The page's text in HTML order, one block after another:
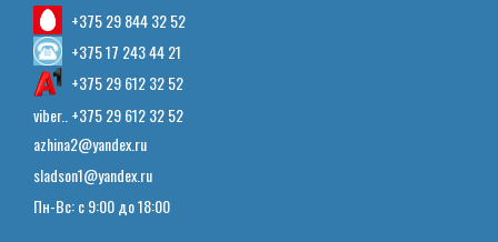
+375 29 844 32 52
+375 17 243 44 21
+375 29 612 32 52
viber.. +375 29 612 32 52
azhina2@yandex.ru
sladson1@yandex.ru
Пн-Вс: с 9:00 до 18:00